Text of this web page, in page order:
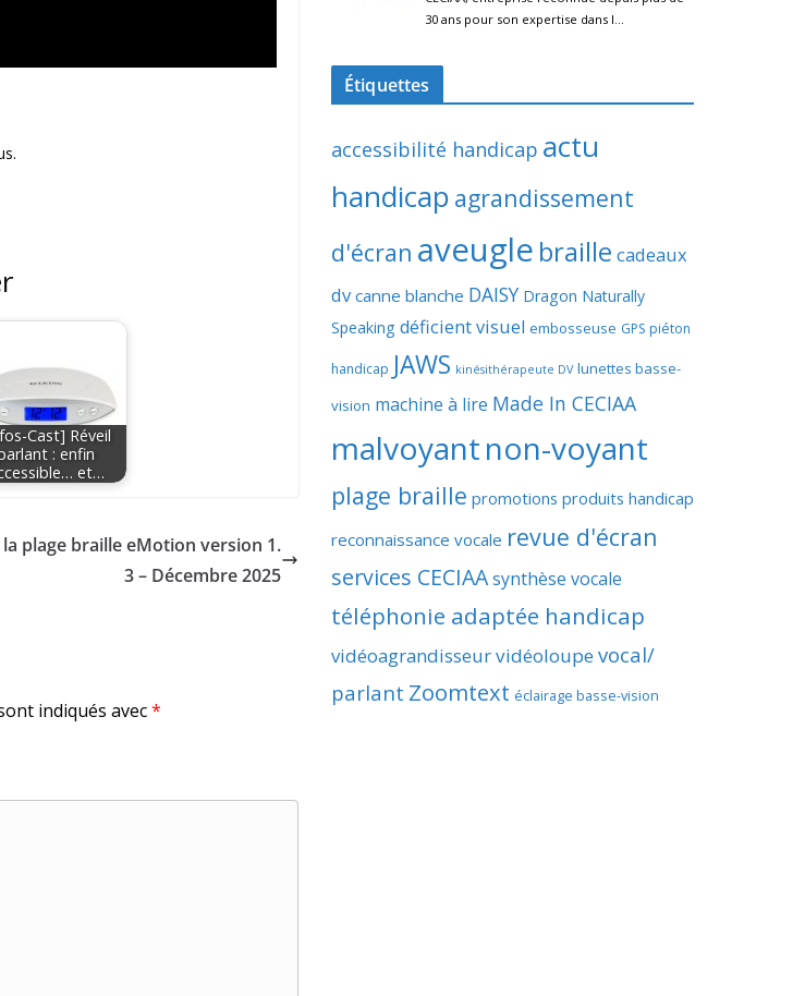
Cast] Réveil
: enfin
et…
plage braille eMotion version 1.
3 – Décembre 2025
indiqués avec*
Étiquettes
accessibilité handicap actu
handicap agrandissement
d'écran aveugle braille cadeaux
dv canne blanche DAISY Dragon Naturally
Speaking déficient visuel embosseuse GPS piéton
handicap JAWS kinésithérapeute DV lunettes basse-
vision machine à lire Made In CECIAA
malvoyantnon-voyant
plage braille promotions produits handicap
reconnaissance vocale revue d'écran
services CECIAAsynthèse vocale
téléphonie adaptée handicap
vidéoagrandisseurvidéoloupevocal/
parlant Zoomtext éclairage basse-vision